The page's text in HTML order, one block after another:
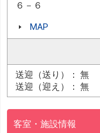
６－６
MAP
送迎（送り）： 無
送迎（迎え）： 無
客室・施設情報